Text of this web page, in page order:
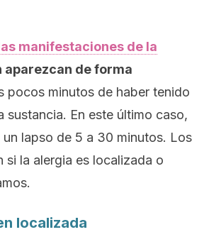
manifestaciones de la
aparezcan de forma
pocos minutos de haber tenido
sustancia. En este último caso,
un lapso de 5 a 30 minutos. Los
si la alergia es localizada o
localizada